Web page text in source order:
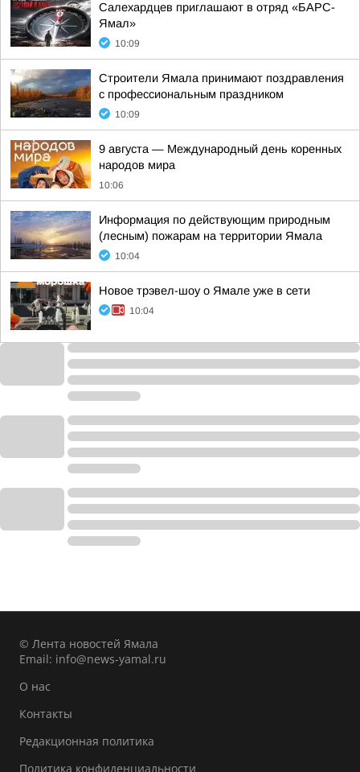
Салехардцев приглашают в отряд «БАРС-
Ямал»
10:09
Строители Ямала принимают поздравления
с профессиональным праздником
10:09
9 августа — Международный день коренных
народов мира
10:06
Информация по действующим природным
(лесным) пожарам на территории Ямала
10:04
Новое трэвел-шоу о Ямале уже в сети
10:04
© Лента новостей Ямала
Email: info@news-yamal.ru
О нас
Контакты
Редакционная политика
Политика конфиденциальности